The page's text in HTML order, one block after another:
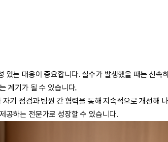
는 대응이 중요합니다. 실수가 발생했을 때는 신
계기가 될 수 있습니다.
기 점검과 팀원 간 협력을 통해 지속적으로 개선해
공하는 전문가로 성장할 수 있습니다.